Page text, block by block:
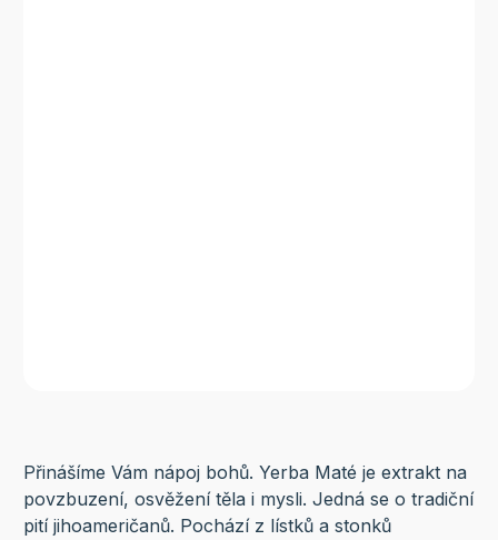
Přinášíme Vám nápoj bohů. Yerba Maté je extrakt na
povzbuzení, osvěžení těla i mysli. Jedná se o tradiční
pití jihoameričanů. Pochází z lístků a stonků